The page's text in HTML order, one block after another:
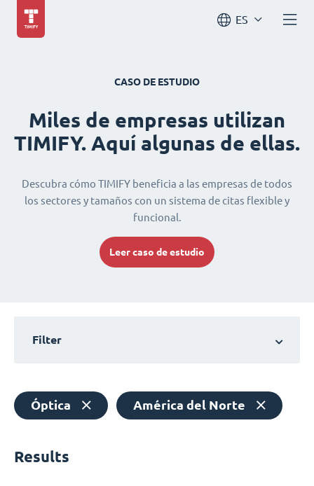
ES
CASO DE ESTUDIO
Miles de empresas utilizan
TIMIFY. Aquí algunas de ellas.
Descubra cómo TIMIFY beneficia a las empresas de todos
los sectores y tamaños con un sistema de citas flexible y
funcional.
Leer caso de estudio
Filter
Óptica América del Norte
Results